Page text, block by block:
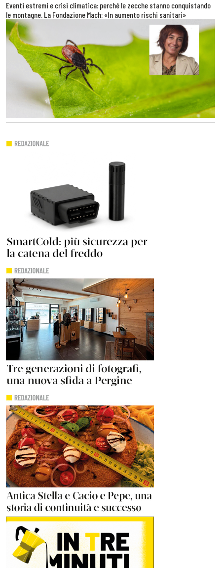
Eventi estremi e crisi climatica: perché le zecche stanno conquistando
le montagne. La Fondazione Mach: «In aumento rischi sanitari»